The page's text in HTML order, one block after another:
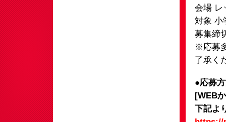
会場 レ
対象 小
募集締
※応募
了承く
●応募
[WEB
下記よ